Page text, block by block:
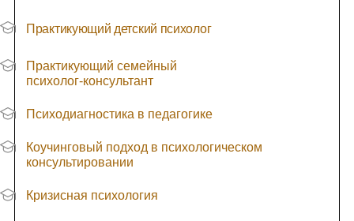
Практикующий детский психолог
Психодиагностика в педагогике
Практикующий семейный
психолог-консультант
Коучинговый подход в психологическом
консультировании
Кризисная психология